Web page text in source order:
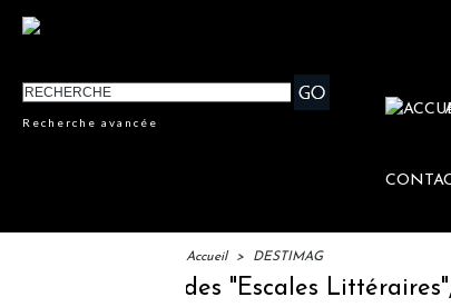
Recherche avancée
Accueil > DESTIMAG
: lancement des "Escales Littéraires",